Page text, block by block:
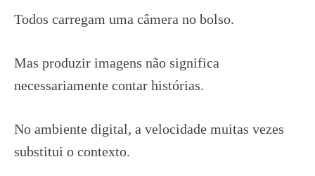
Todos carregam uma câmera no bolso.
Mas produzir imagens não significa
necessariamente contar histórias.
No ambiente digital, a velocidade muitas vezes
substitui o contexto.